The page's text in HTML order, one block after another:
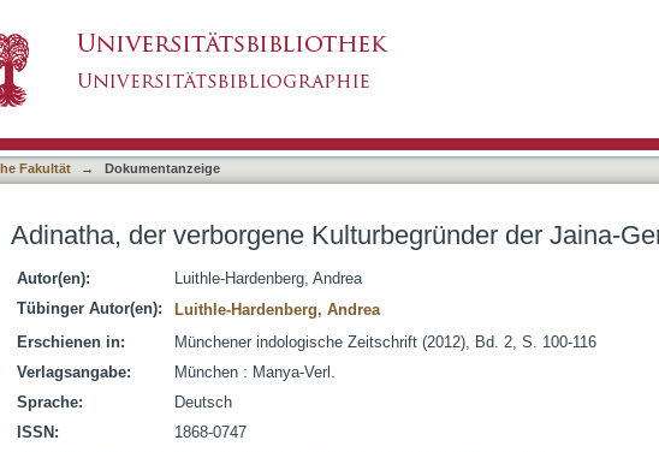
Fakultät → Dokumentanzeige
Adinatha, der verborgene Kulturbegründer der Jaina-
Autor(en):
Luithle-Hardenberg, Andrea
Tübinger Autor(en):
Luithle-Hardenberg, Andrea
Erschienen in:
Münchener indologische Zeitschrift (2012), Bd. 2, S. 100-116
Verlagsangabe:
München : Manya-Verl.
Sprache:
Deutsch
ISSN:
1868-0747